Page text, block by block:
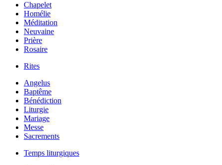
Chapelet
Homélie
Méditation
Neuvaine
Prière
Rosaire
Rites
Angelus
Baptême
Bénédiction
Liturgie
Mariage
Messe
Sacrements
Temps liturgiques